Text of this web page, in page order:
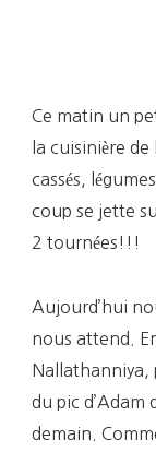
Ce matin un
la cuisinière
cassés,
coup se jette
2 tournées!!!
Aujourd’hui
nous attend.
Nallathanniya,
du pic d’Adam
demain.